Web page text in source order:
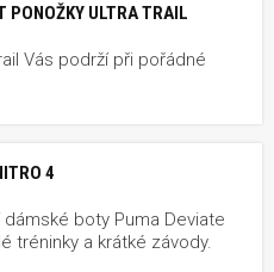
PONOŽKY ULTRA TRAIL
Vás podrží při pořádné
4
dámské boty Puma Deviate
tréninky a krátké závody.